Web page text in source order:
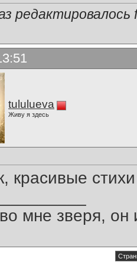
редактировалось
tululueva
Живу я здесь
красивые
мне зверя, он